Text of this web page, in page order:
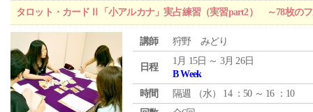
タロット・カードⅡ「小アルカナ」実占練習（実習part2） ～78枚の
講師 狩野 みどり
日程
1月 15日 ～ 3月 26日
B Week
時間
隔週 （水） 14 ：50 ～ 16 ：10